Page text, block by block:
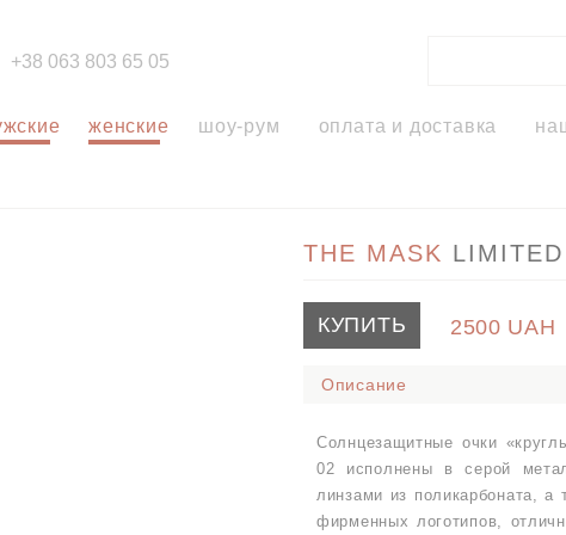
+38 063 803 65 05
женские шоу-рум оплата и доставка
THE MASK
КУПИТЬ 2500 UAH
Описание
Солнцезащитные очки
02 исполнены в серой
линзами из поликарбоната, а
фирменных логотипов,